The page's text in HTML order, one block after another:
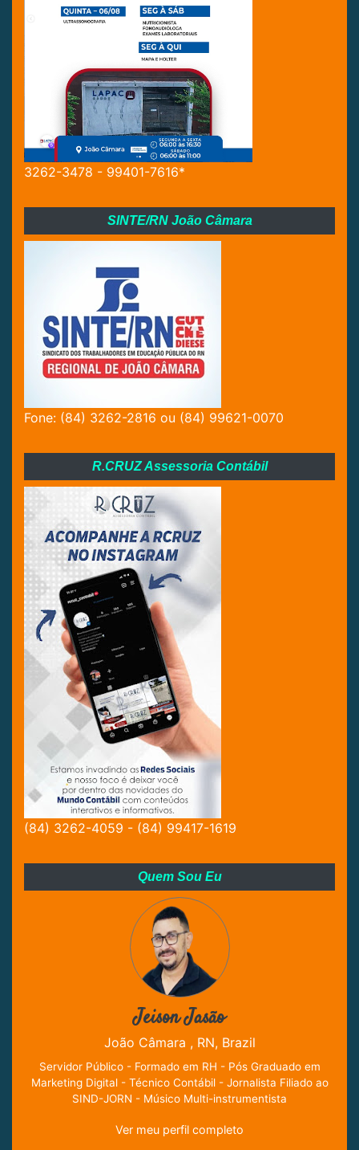
3262-3478 - 99401-7616*
SINTE/RN João Câmara
Fone: (84) 3262-2816 ou (84) 99621-0070
R.CRUZ Assessoria Contábil
(84) 3262-4059 - (84) 99417-1619
Quem Sou Eu
Jeison Jasão
João Câmara , RN, Brazil
Servidor Público - Formado em RH - Pós Graduado em
Marketing Digital - Técnico Contábil - Jornalista Filiado ao
SIND-JORN - Músico Multi-instrumentista
Ver meu perfil completo